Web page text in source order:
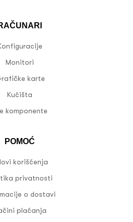
Monitori
karte
Kućišta
komponente
POMOĆ
korišćenja
privatnosti
o dostavi
plaćanja